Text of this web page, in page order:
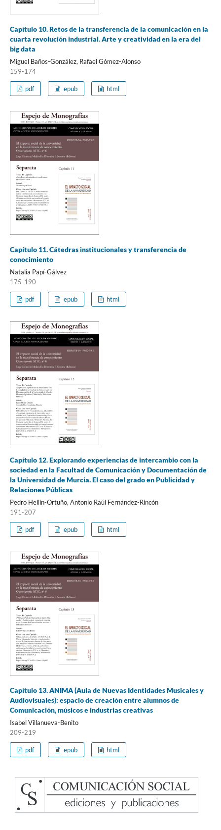
Capítulo 10. Retos de la transferencia de la comunicación en la
cuarta revolución industrial. Arte y creatividad en la era del
big data
Miguel Baños-González, Rafael Gómez-Alonso
159-174
pdf epub html
Capítulo 11. Cátedras institucionales y transferencia de
conocimiento
Natalia Papí-Gálvez
175-190
pdf epub html
Capítulo 12. Explorando experiencias de intercambio con la
sociedad en la Facultad de Comunicación y Documentación de
la Universidad de Murcia. El caso del grado en Publicidad y
Relaciones Públicas
Pedro Hellín-Ortuño, Antonio Raúl Fernández-Rincón
191-207
pdf epub html
Capítulo 13. ANIMA (Aula de Nuevas Identidades Musicales y
Audiovisuales): espacio de creación entre alumnos de
Comunicación, músicos e industrias creativas
Isabel Villanueva-Benito
209-219
pdf epub html